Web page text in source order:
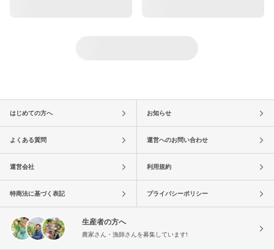
はじめての方へ お知らせ
よくある質問 運営へのお問い合わせ
運営会社 利用規約
特商法に基づく表記 プライバシーポリシー
生産者の方へ
農家さん・漁師さんを募集しています!